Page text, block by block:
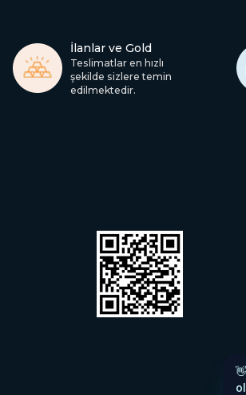
İlanlar ve Gold
Teslimatlar en hızlı
şekilde sizlere temin
edilmektedir.